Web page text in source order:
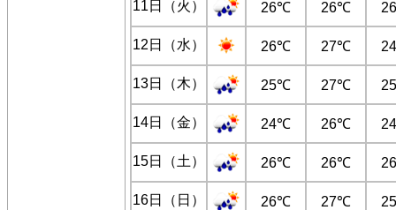
11日（火） 26℃ 26℃
12日（水） 26℃ 27℃
13日（木） 25℃ 27℃
14日（金） 24℃ 26℃
15日（土） 26℃ 26℃
16日（日） 26℃ 27℃